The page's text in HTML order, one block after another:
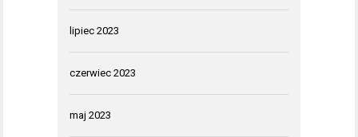
lipiec 2023
czerwiec 2023
maj 2023